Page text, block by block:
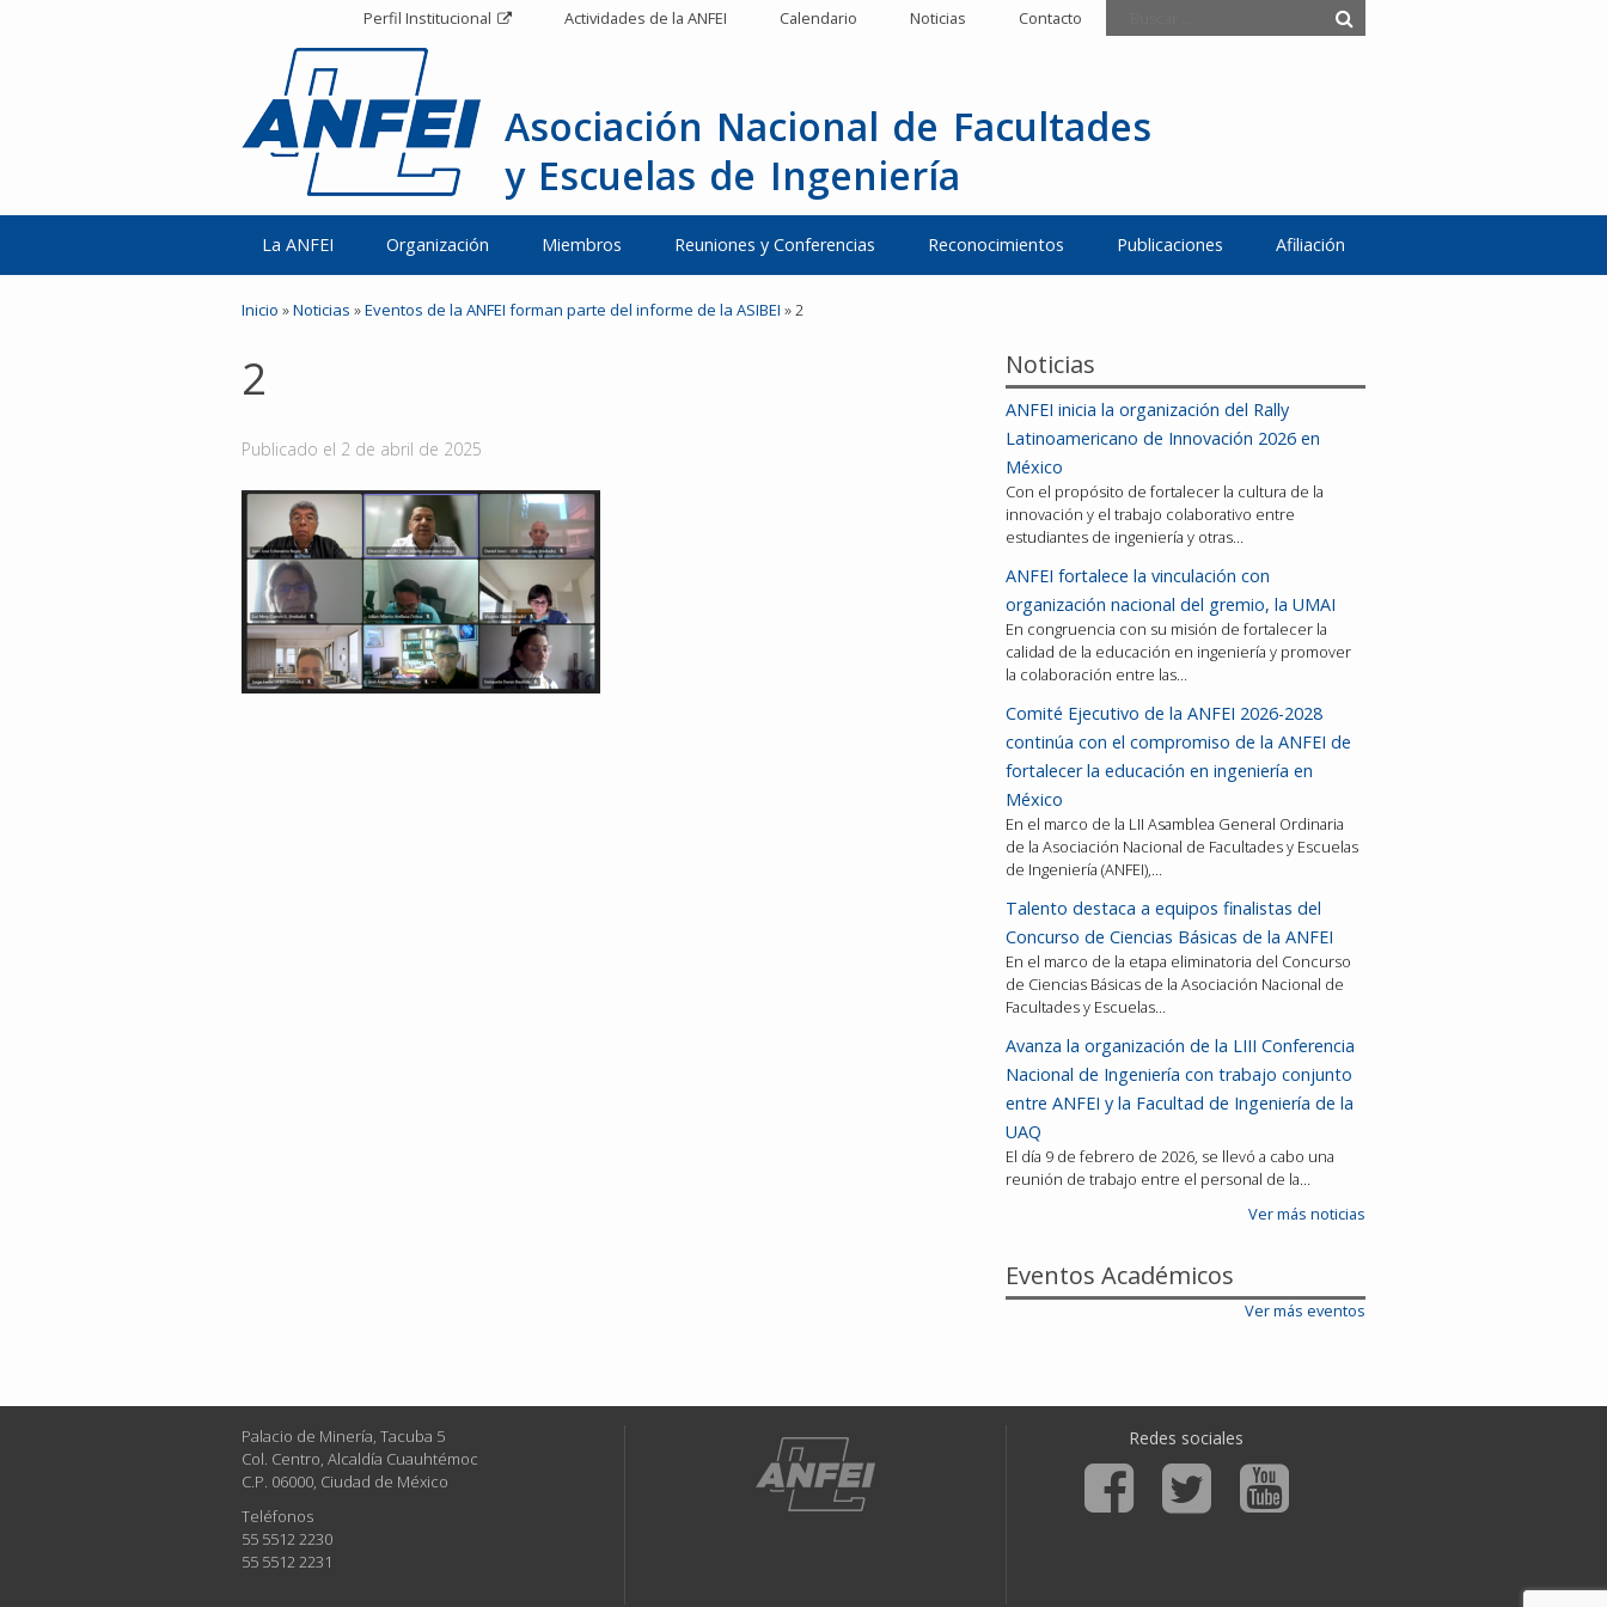
Perfil Institucional Actividades de la ANFEI Calendario Noticias Contacto
Asociación Nacional de Facultades
y Escuelas de Ingeniería
La ANFEI Organización Miembros Reuniones y Conferencias Reconocimientos Publicaciones Afiliación
Inicio »Noticias »Eventos de la ANFEI forman parte del informe de la ASIBEI »2
2
Publicado el 2 de abril de 2025
Noticias
ANFEI inicia la organización del Rally
Latinoamericano de Innovación 2026 en
México
Con el propósito de fortalecer la cultura de la
innovación y el trabajo colaborativo entre
estudiantes de ingeniería y otras…
ANFEI fortalece la vinculación con
organización nacional del gremio, la UMAI
En congruencia con su misión de fortalecer la
calidad de la educación en ingeniería y promover
la colaboración entre las…
Comité Ejecutivo de la ANFEI 2026-2028
continúa con el compromiso de la ANFEI de
fortalecer la educación en ingeniería en
México
En el marco de la LII Asamblea General Ordinaria
de la Asociación Nacional de Facultades y Escuelas
de Ingeniería (ANFEI),…
Talento destaca a equipos finalistas del
Concurso de Ciencias Básicas de la ANFEI
En el marco de la etapa eliminatoria del Concurso
de Ciencias Básicas de la Asociación Nacional de
Facultades y Escuelas…
Avanza la organización de la LIII Conferencia
Nacional de Ingeniería con trabajo conjunto
entre ANFEI y la Facultad de Ingeniería de la
UAQ
El día 9 de febrero de 2026, se llevó a cabo una
reunión de trabajo entre el personal de la…
Ver más noticias
Eventos Académicos
Ver más eventos
Palacio de Minería, Tacuba 5
Col. Centro, Alcaldía Cuauhtémoc
C.P. 06000, Ciudad de México
Teléfonos
55 5512 2230
55 5512 2231
Redes sociales